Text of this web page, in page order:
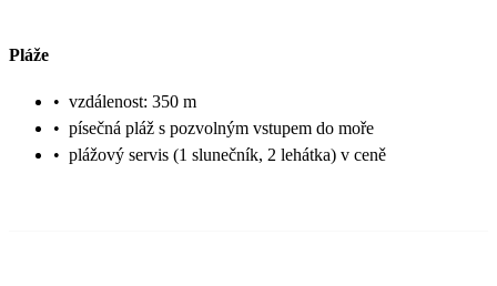
Pláže
• vzdálenost: 350 m
• písečná pláž s pozvolným vstupem do moře
• plážový servis (1 slunečník, 2 lehátka) v ceně